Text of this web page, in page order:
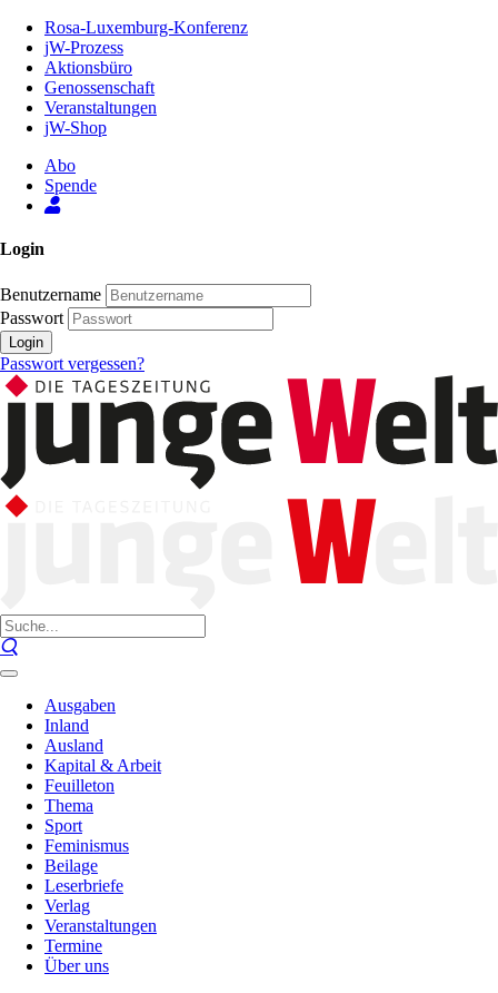
Inhalt
Seite
Rosa-Luxemburg-Konferenz
jW-Prozess
Aktionsbüro
Genossenschaft
Veranstaltungen
jW-Shop
Abo
Spende
Login
Benutzername
Passwort
Login
Passwort vergessen?
Ausgaben
Inland
Ausland
Kapital & Arbeit
Feuilleton
Thema
Sport
Feminismus
Beilage
Leserbriefe
Verlag
Veranstaltungen
Termine
Über uns